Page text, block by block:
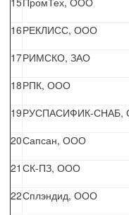
16РЕКЛИСС, ООО
17РИМСКО, ЗАО
18РПК, ООО
19РУСПАСИФИК-СНАБ,
20Сапсан, ООО
21 СК-ПЗ, ООО
22Сплэндид, ООО